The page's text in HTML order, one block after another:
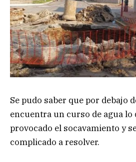
Se pudo saber que por debajo
encuentra un curso de agua lo
provocado el socavamiento y
complicado a resolver.